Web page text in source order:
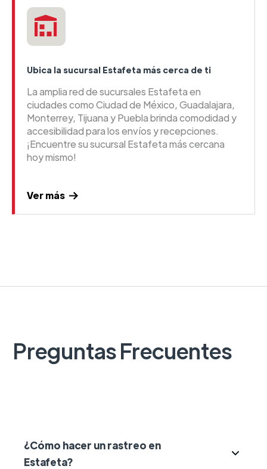
Ubica la sucursal Estafeta más cerca de ti
La amplia red de sucursales Estafeta en
ciudades como Ciudad de México, Guadalajara,
Monterrey, Tijuana y Puebla brinda comodidad y
accesibilidad para los envíos y recepciones.
¡Encuentre su sucursal Estafeta más cercana
hoy mismo!
Ver más
Preguntas Frecuentes
¿Cómo hacer un rastreo en
Estafeta?